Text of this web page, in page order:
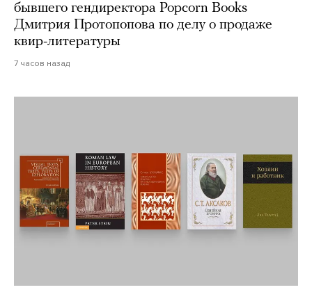
бывшего гендиректора Popcorn Books
Дмитрия Протопопова по делу о продаже
квир-литературы
7 часов назад